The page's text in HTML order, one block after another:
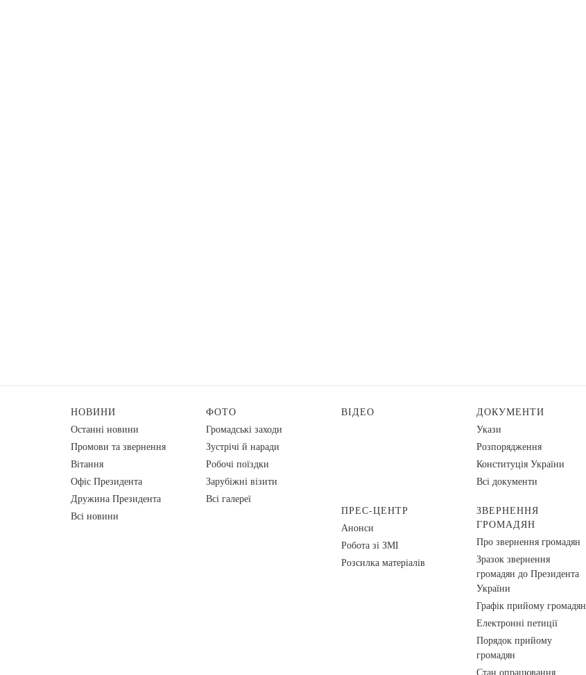
НОВИНИ
Останні новини
Промови та звернення
Вiтання
Офіс Президента
Дружина Президента
Всі новини
ФОТО
Громадські заходи
Зустрічі й наради
Робочі поїздки
Зарубіжні візити
Всі галереї
ВІДЕО
ДОКУМЕНТИ
Укази
Розпорядження
Конституція України
Всі документи
ПРЕС-ЦЕНТР
Анонси
Робота зі ЗМІ
Розсилка матеріалів
ЗВЕРНЕННЯ
ГРОМАДЯН
Про звернення громадян
Зразок звернення
громадян до Президента
України
Графік прийому громадян
Електронні петиції
Порядок прийому
громадян
Стан опрацювання